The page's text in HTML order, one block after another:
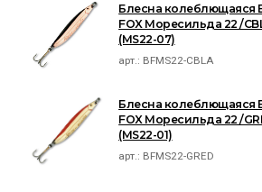
Блесна колеблющаяся
FOX Моресильда 22 /
(MS22-07)
арт.: BFMS22-CBLA
Блесна колеблющаяся
FOX Моресильда 22 /
(MS22-01)
арт.: BFMS22-GRED